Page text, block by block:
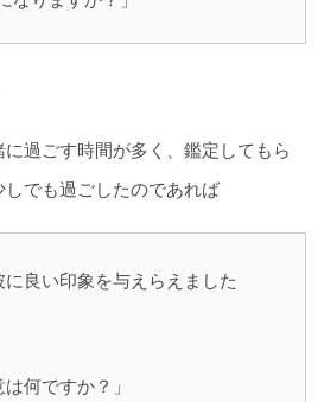
過ごす時間が多く、鑑定してもら
でも過ごしたのであれば
に良い印象を与えらえました
何ですか？」